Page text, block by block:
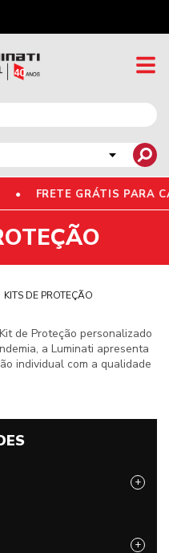
• FRETE GRÁTIS
KITS DE PROTEÇÃO
Kit de Proteção personalizado
a Luminati apresenta
individual com a qualidade
+
+